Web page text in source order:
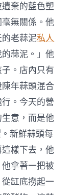
棄的藍色塑
無關係。他
老蒜泥私人
蒜泥。」他
。店內只有
年蒜頭混合
。今天的營
意，而是他
新鮮蒜頭每
樣下去，他
拿著一把被
缸底撈起一